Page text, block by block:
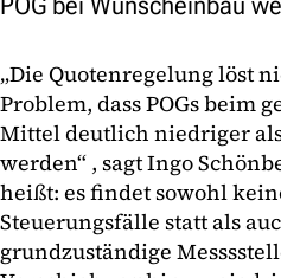
„Die Quotenregelung löst
Problem, dass POGs beim
Mittel deutlich niedriger
werden“ , sagt Ingo
heißt: es findet sowohl
Steuerungsfälle statt als
grundzuständige